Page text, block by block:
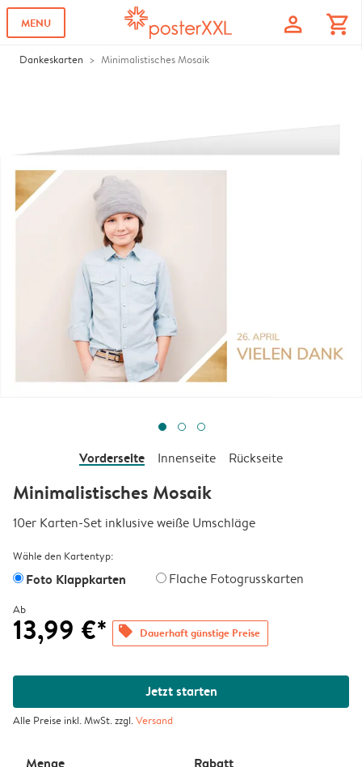
MENU profile shopping_cart
Dankeskarten Minimalistisches Mosaik
Vorderseite Innenseite Rückseite
Minimalistisches Mosaik
10er Karten-Set inklusive weiße Umschläge
Wähle den Kartentyp:
Foto Klappkarten Flache Fotogrusskarten
Ab
13,99 €* offers Dauerhaft günstige Preise
Jetzt starten
Alle Preise inkl. MwSt. zzgl.Versand
Menge Rabatt